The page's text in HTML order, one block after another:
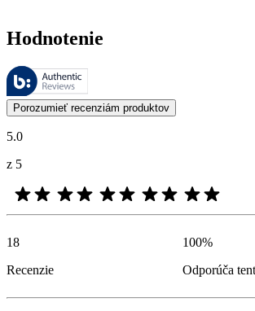
Hodnotenie
Tieto recenzie spravuje Bazaarvoice a sú v
Zákaznícke recenzie vo forme hodnotenia
Porozumieť recenziám produktov
5.0
z 5
18
Recenzie
100%
Odporúča